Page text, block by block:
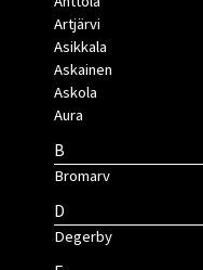
Artjärvi
Asikkala
Askainen
Askola
Aura
B
Bromarv
D
Degerby